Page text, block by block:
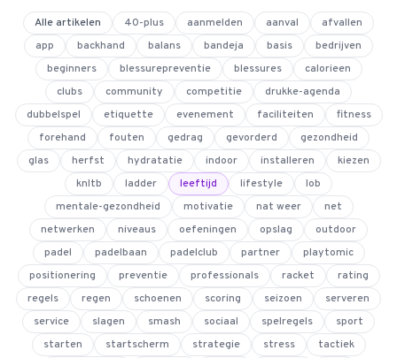
4.9van 128 reviews
Alle artikelen 40-plus aanmelden aanval
afvallen
app
backhand balans bandeja basis
bedrijven
beginners
blessurepreventie blessures
calorieen
clubs
community competitie
drukke-agenda
dubbelspel
etiquette evenement faciliteiten
fitness
forehand
fouten gedrag gevorderd
gezondheid
glas
herfst hydratatie indoor installeren
kiezen
knltb
ladder leeftijd lifestyle
lob
mentale-gezondheid
motivatie nat weer
net
netwerken
niveaus oefeningen opslag
outdoor
padel
padelbaan padelclub partner
playtomic
positionering
preventie professionals racket
rating
regels
regen schoenen scoring seizoen
serveren
service
slagen smash sociaal spelregels
sport
starten
startscherm strategie stress
tactiek